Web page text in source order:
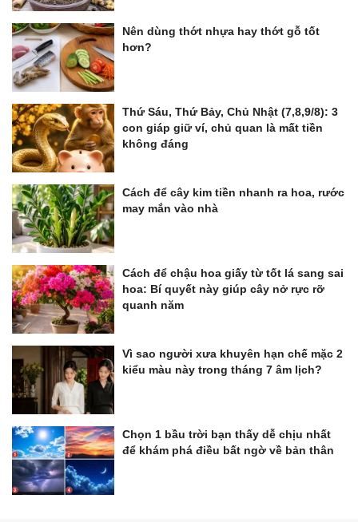
Nên dùng thớt nhựa hay thớt gỗ tốt
hơn?
Thứ Sáu, Thứ Bảy, Chủ Nhật (7,8,9/8): 3
con giáp giữ ví, chủ quan là mất tiền
không đáng
Cách để cây kim tiền nhanh ra hoa, rước
may mắn vào nhà
Cách để chậu hoa giấy từ tốt lá sang sai
hoa: Bí quyết này giúp cây nở rực rỡ
quanh năm
Vì sao người xưa khuyên hạn chế mặc 2
kiểu màu này trong tháng 7 âm lịch?
Chọn 1 bầu trời bạn thấy dễ chịu nhất
để khám phá điều bất ngờ về bản thân